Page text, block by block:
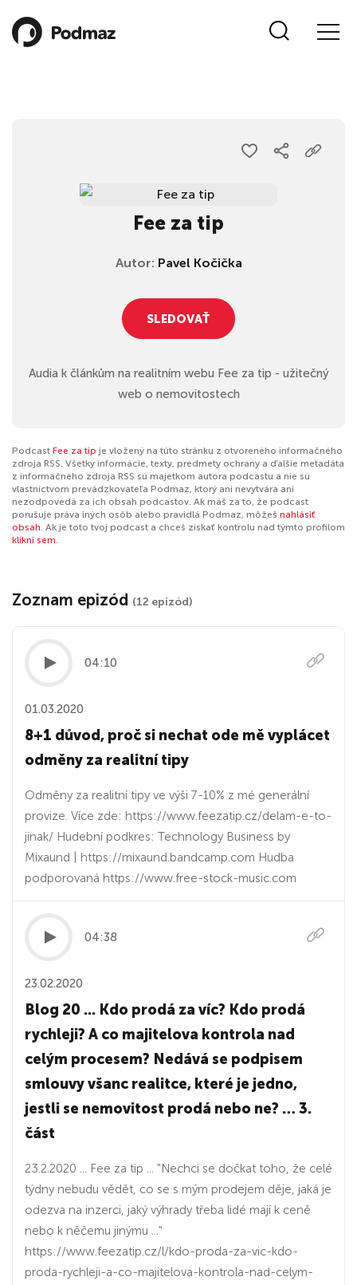
Fee za tip
Autor: Pavel Kočička
SLEDOVAŤ
Audia k článkům na realitním webu Fee za tip - užitečný
web o nemovitostech
Podcast Fee za tip je vložený na túto stránku z otvoreného informačného
zdroja RSS. Všetky informácie, texty, predmety ochrany a ďalšie metadáta
z informačného zdroja RSS sú majetkom autora podcastu a nie sú
vlastníctvom prevádzkovateľa Podmaz, ktorý ani nevytvára ani
nezodpovedá za ich obsah podcastov. Ak máš za to, že podcast
porušuje práva iných osôb alebo pravidlá Podmaz, môžeš nahlásiť
obsah. Ak je toto tvoj podcast a chceš získať kontrolu nad týmto profilom
klikni sem.
Zoznam epizód (12 epizód)
04:10
01.03.2020
8+1 důvod, proč si nechat ode mě vyplácet
odměny za realitní tipy
Odměny za realitní tipy ve výši 7-10% z mé generální
provize. Více zde: https://www.feezatip.cz/delam-e-to-
jinak/ Hudební podkres: Technology Business by
Mixaund | https://mixaund.bandcamp.com Hudba
podporovaná https://www.free-stock-music.com
04:38
23.02.2020
Blog 20 ... Kdo prodá za víc? Kdo prodá
rychleji? A co majitelova kontrola nad
celým procesem? Nedává se podpisem
smlouvy všanc realitce, které je jedno,
jestli se nemovitost prodá nebo ne? … 3.
část
23.2.2020 ... Fee za tip ... "Nechci se dočkat toho, že celé
týdny nebudu vědět, co se s mým prodejem děje, jaká je
odezva na inzerci, jaký výhrady třeba lidé mají k ceně
nebo k něčemu jinýmu ..."
https://www.feezatip.cz/l/kdo-proda-za-vic-kdo-
proda-rychleji-a-co-majitelova-kontrola-nad-celym-